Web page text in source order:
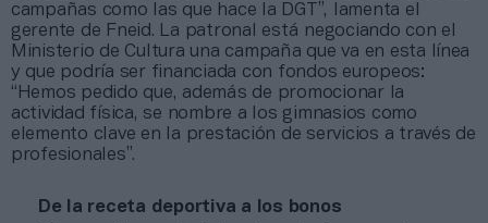
campañas como las que hace la DGT”, lamenta el
gerente de Fneid. La patronal está negociando con el
Ministerio de Cultura una campaña que va en esta línea
y que podría ser financiada con fondos europeos:
“Hemos pedido que, además de promocionar la
actividad física, se nombre a los gimnasios como
elemento clave en la prestación de servicios a través de
profesionales”.
De la receta deportiva a los bonos